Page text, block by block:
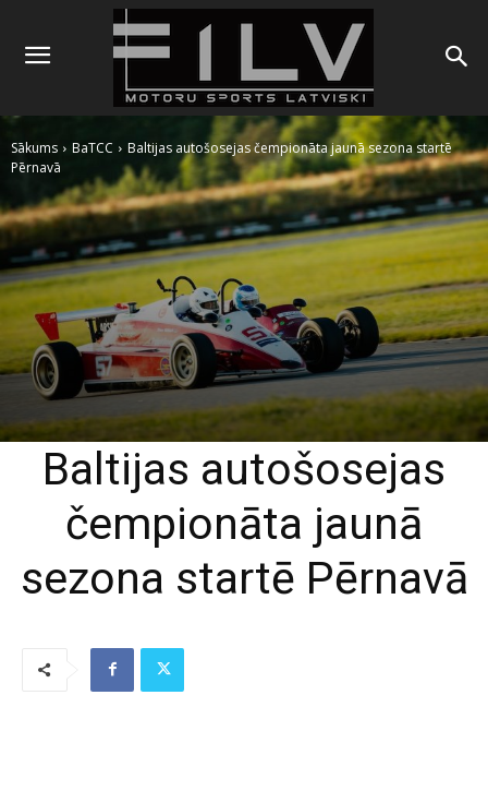
Sākums BaTCC
Baltijas autošosejas čempionāta jaunā sezona startē
Pērnavā
Baltijas autošosejas
čempionāta jaunā
sezona startē Pērnavā